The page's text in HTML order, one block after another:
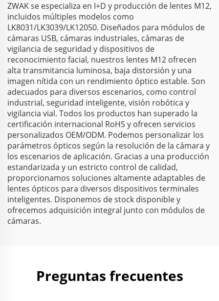
ZWAK se especializa en I+D y producción de lentes M12,
incluidos múltiples modelos como
LK8031/LK3039/LK12050. Diseñados para módulos de
cámaras USB, cámaras industriales, cámaras de
vigilancia de seguridad y dispositivos de
reconocimiento facial, nuestros lentes M12 ofrecen
alta transmitancia luminosa, baja distorsión y una
imagen nítida con un rendimiento óptico estable. Son
adecuados para diversos escenarios, como control
industrial, seguridad inteligente, visión robótica y
vigilancia vial. Todos los productos han superado la
certificación internacional RoHS y ofrecen servicios
personalizados OEM/ODM. Podemos personalizar los
parámetros ópticos según la resolución de la cámara y
los escenarios de aplicación. Gracias a una producción
estandarizada y un estricto control de calidad,
proporcionamos soluciones altamente adaptables de
lentes ópticos para diversos dispositivos terminales
inteligentes. Disponemos de stock disponible y
ofrecemos adquisición integral junto con módulos de
cámaras.
Preguntas frecuentes